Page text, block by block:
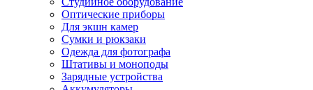
Оптические приборы
Для экшн камер
Сумки и рюкзаки
Одежда для фотографа
Штативы и моноподы
Зарядные устройства